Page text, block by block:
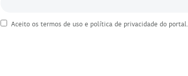
Aceito os termos de uso e política de privacidade do portal.